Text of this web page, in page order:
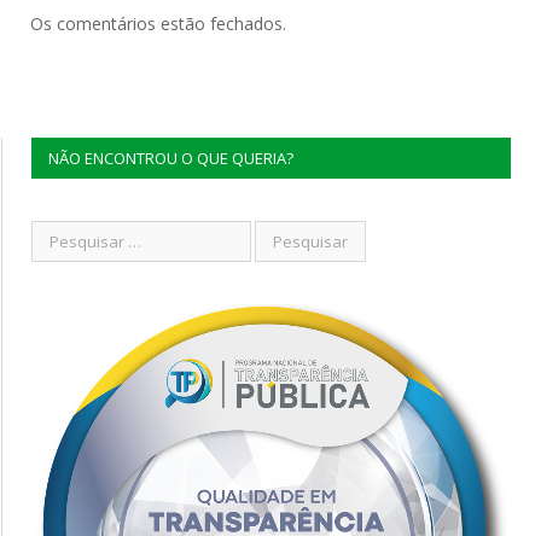
Os comentários estão fechados.
NÃO ENCONTROU O QUE QUERIA?